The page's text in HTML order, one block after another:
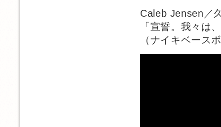
Caleb Jensen／
「宣誓。我々は
（ナイキベース